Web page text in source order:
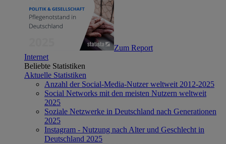
Zum Report
Internet
Beliebte Statistiken
Aktuelle Statistiken
Anzahl der Social-Media-Nutzer weltweit 2012-2025
Social Networks mit den meisten Nutzern weltweit
2025
Soziale Netzwerke in Deutschland nach Generationen
2025
Instagram - Nutzung nach Alter und Geschlecht in
Deutschland 2025